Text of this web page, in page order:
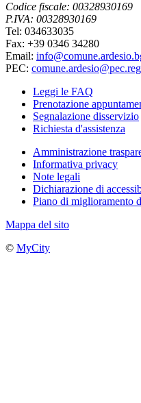
Codice fiscale: 00328930169
P.IVA: 00328930169
Tel: 034633035
Fax: +39 0346 34280
Email:
PEC:
Leggi le FAQ
Prenotazione
Segnalazione disservizio
Richiesta d'assistenza
Amministrazione
Informativa privacy
Note legali
Dichiarazione di
Piano di miglioramento
Mappa del sito
© MyCity